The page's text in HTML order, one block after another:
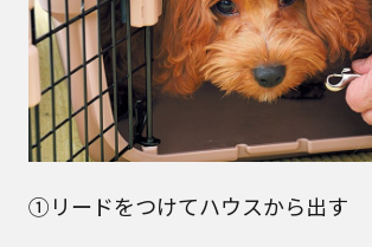
①リードをつけてハウスから出す